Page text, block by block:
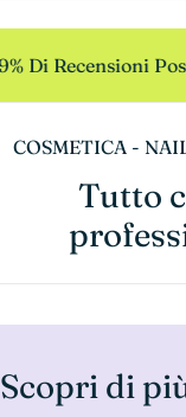
Di Recensioni
COSMETICA -
Tutto
Scopri di